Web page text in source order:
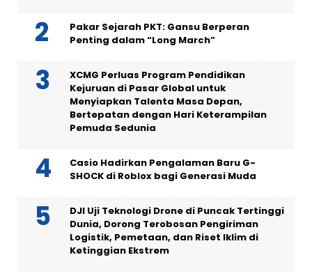
Pakar Sejarah PKT: Gansu Berperan
Penting dalam “Long March”
XCMG Perluas Program Pendidikan
Kejuruan di Pasar Global untuk
Menyiapkan Talenta Masa Depan,
Bertepatan dengan Hari Keterampilan
Pemuda Sedunia
Casio Hadirkan Pengalaman Baru G-
SHOCK di Roblox bagi Generasi Muda
DJI Uji Teknologi Drone di Puncak Tertinggi
Dunia, Dorong Terobosan Pengiriman
Logistik, Pemetaan, dan Riset Iklim di
Ketinggian Ekstrem